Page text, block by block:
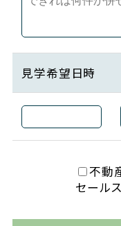
見学希望日時
不動
セール